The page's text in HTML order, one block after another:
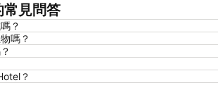
Wan Chai Metro Station
深水埗區
羅湖口岸
見問答
？
嗎？
？